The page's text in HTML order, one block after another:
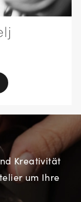
Kreativität
um Ihre